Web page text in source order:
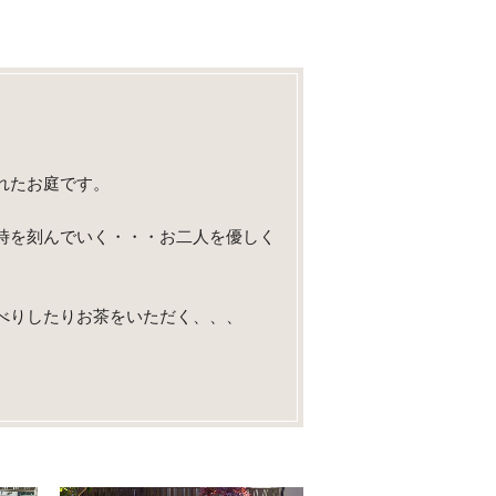
お庭です。
刻んでいく・・・お二人を優しく
したりお茶をいただく、、、